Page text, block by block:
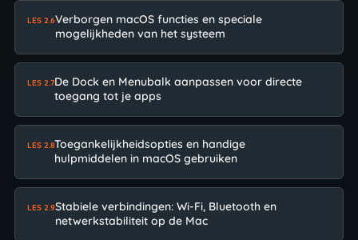
LES 2.6Verborgen macOS functies en speciale
mogelijkheden van het systeem
LES 2.7De Dock en Menubalk aanpassen voor directe
toegang tot je apps
LES 2.8Toegankelijkheidsopties en handige
hulpmiddelen in macOS gebruiken
LES 2.9Stabiele verbindingen: Wi-Fi, Bluetooth en
netwerkstabiliteit op de Mac